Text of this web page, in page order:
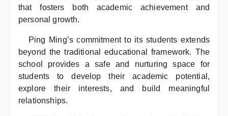
that fosters both academic achievement and
personal growth.
Ping Ming’s commitment to its students extends
beyond the traditional educational framework. The
school provides a safe and nurturing space for
students to develop their academic potential,
explore their interests, and build meaningful
relationships.